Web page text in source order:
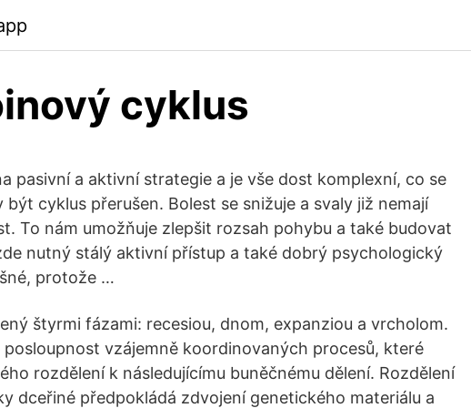
cyklus
pasivní a aktivní strategie a je vše dost komplexní, co se
cyklus přerušen. Bolest se snižuje a svaly již nemají
To nám umožňuje zlepšit rozsah pohybu a také budovat
nutný stálý aktivní přístup a také dobrý psychologický
protože …
štyrmi fázami: recesiou, dnom, expanziou a vrcholom.
posloupnost vzájemně koordinovaných procesů, které
rozdělení k následujícímu buněčnému dělení. Rozdělení
dceřiné předpokládá zdvojení genetického materiálu a